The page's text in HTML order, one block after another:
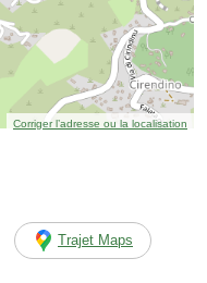
Corriger l’adresse ou la localisation
Trajet Maps